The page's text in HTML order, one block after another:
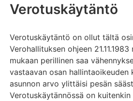
Verotuskäytäntö
Verotuskäytäntö on ollut tältä
Verohallituksen ohjeen
mukaan perillinen saa
vastaavan osan
asunnon arvo ylittäisi pesän
Verotuskäytännössä on